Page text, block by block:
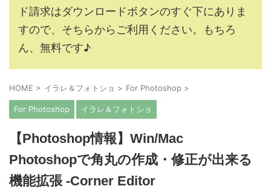
ド請求はダウンロードボタンのすぐ下にありま
すので、そちらからご利用ください。もちろ
ん、無料です♪
HOME > イラレ＆フォトショ > For Photoshop >
For Photoshop イラレ＆フォトショ
【Photoshop情報】Win/Mac
Photoshopで角丸の作成・修正が出来る
機能拡張 -Corner Editor